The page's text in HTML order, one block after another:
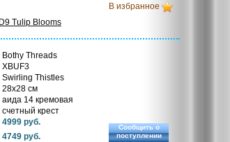
В избранное
Tulip Blooms
Bothy Threads
XBUF3
Swirling Thistles
28х28 см
аида 14 кремовая
счетный крест
Сообщить о
поступлении
4999 руб.
4749 руб.